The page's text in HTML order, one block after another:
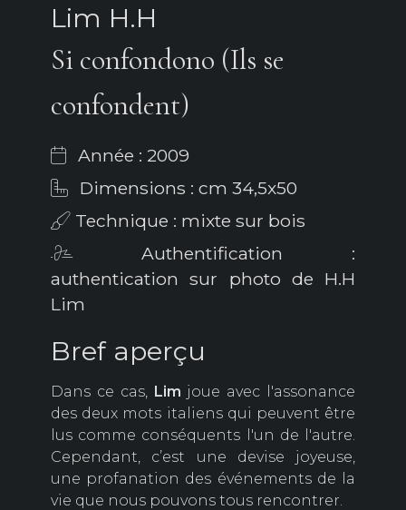
Lim H.H
Si confondono (Ils se
confondent)
Année : 2009
Dimensions : cm 34,5x50
Technique : mixte sur bois
Authentification :
authentication sur photo de H.H
Lim
Bref aperçu
Dans ce cas, Lim joue avec l'assonance
des deux mots italiens qui peuvent être
lus comme conséquents l'un de l'autre.
Cependant, c’est une devise joyeuse,
une profanation des événements de la
vie que nous pouvons tous rencontrer.